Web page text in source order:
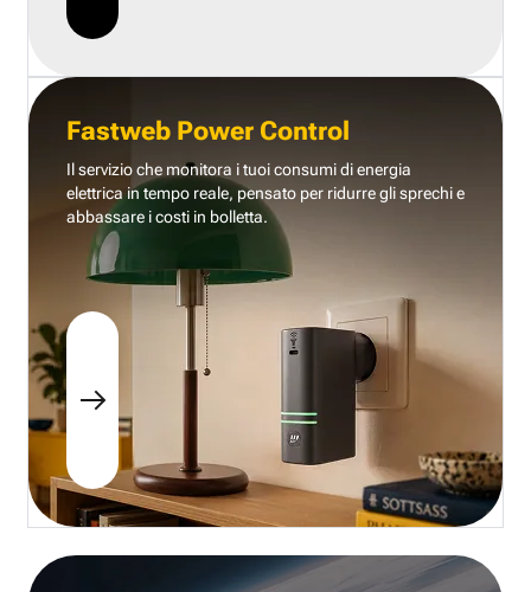
Fastweb Power Control
Il servizio che monitora i tuoi consumi di energia
elettrica in tempo reale, pensato per ridurre gli sprechi e
abbassare i costi in bolletta.